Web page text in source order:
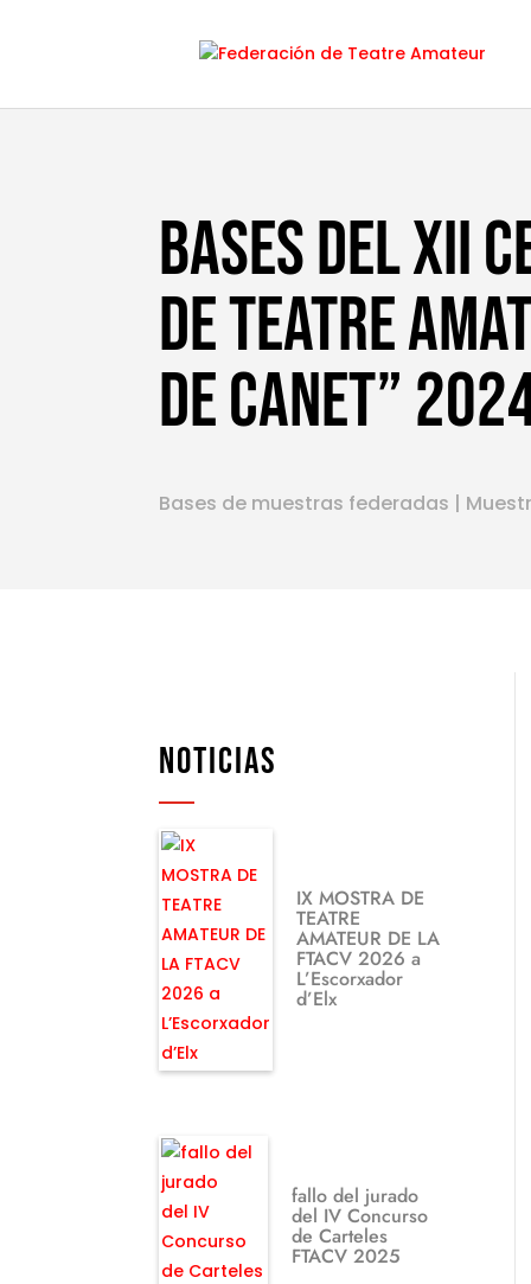
Bases del XII
de Teatre
DE CANET”
Bases de muestras federadas |
NOTICIAS
IX MOSTRA DE
TEATRE
AMATEUR DE LA
FTACV 2026 a
L’Escorxador
d’Elx
fallo del jurado
del IV Concurso
de Carteles
FTACV 2025